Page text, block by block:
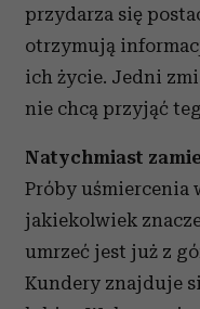
przydarza się
otrzymują
ich życie. Jedni
nie chcą przyjąć
Natychmiast
Próby uśmiercenia
jakiekolwiek
umrzeć jest już z
Kundery znajduje